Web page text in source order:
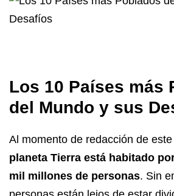
Los 10 Países más
del Mundo y sus
Al momento de redacción de
planeta Tierra está habitado
mil millones de personas. Sin